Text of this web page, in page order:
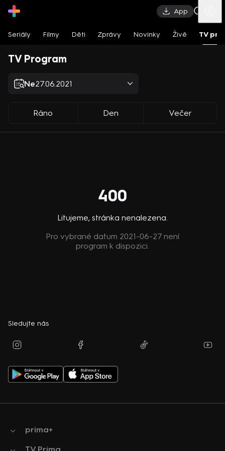
App
Seriály Filmy Děti Zprávy Novinky Živě TV
TV Program
Ne27.06.2021
Ráno Den Večer
400
Litujeme, stránka nenalezena.
Pro vybrané datum 2021-06-27 není
program k dispozici.
Sledujte nás
prima+